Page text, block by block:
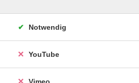
Gesundheit und
Familienentdeckertour
Borna
Eine Zeitreise vor der Haustür:
Notwendig
YouTube